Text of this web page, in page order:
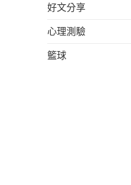
好文分享
心理測驗
籃球